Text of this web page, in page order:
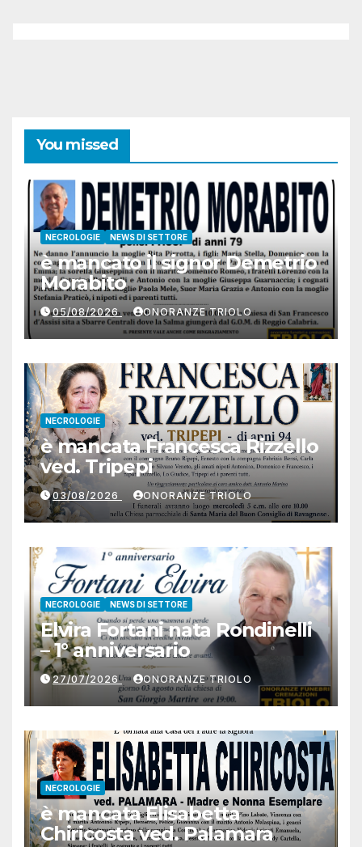
You missed
NECROLOGIE NEWS DI SETTORE
è mancato il signor Demetrio
Morabito
05/08/2026 ONORANZE TRIOLO
NECROLOGIE
è mancata Francesca Rizzello
ved. Tripepi
03/08/2026 ONORANZE TRIOLO
NECROLOGIE NEWS DI SETTORE
Elvira Fortani nata Rondinelli
– 1° anniversario
27/07/2026 ONORANZE TRIOLO
NECROLOGIE
è mancata Elisabetta
Chiricosta ved. Palamara